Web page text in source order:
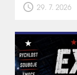
schedule 29. 7. 2026